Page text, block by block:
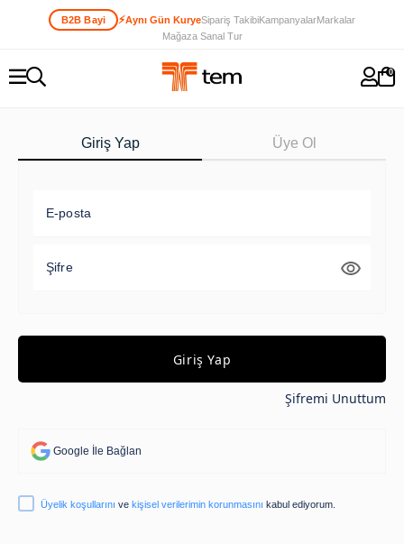
B2B Bayi ⚡Aynı Gün KuryeSipariş TakibiKampanyalarMarkalar
Mağaza Sanal Tur
0
Giriş Yap Üye Ol
E-posta
Şifre
Giriş Yap
Şifremi Unuttum
Google İle Bağlan
Üyelik koşullarını ve kişisel verilerimin korunmasını kabul ediyorum.